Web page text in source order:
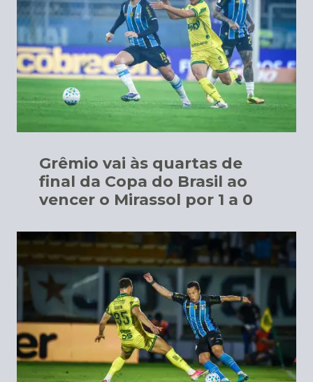
Grêmio vai às quartas de
final da Copa do Brasil ao
vencer o Mirassol por 1 a 0